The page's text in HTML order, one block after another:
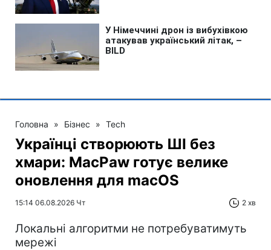
Головна » Бізнес » Tech
Українці створюють ШІ без
хмари: MacPaw готує велике
оновлення для macOS
15:14 06.08.2026 Чт 2 хв
Локальні алгоритми не потребуватимуть
мережі